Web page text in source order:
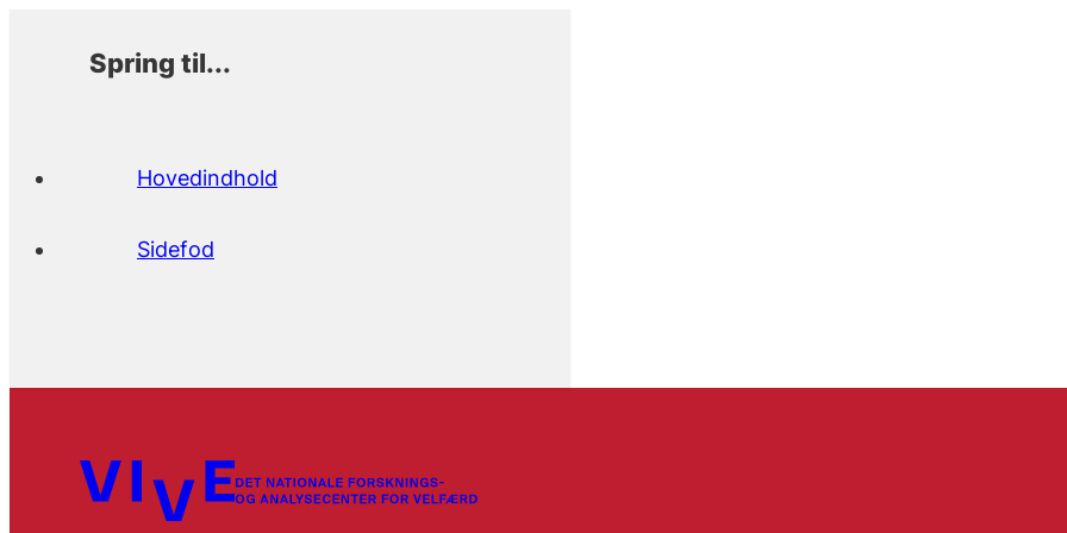
Spring til...
Hovedindhold
Sidefod